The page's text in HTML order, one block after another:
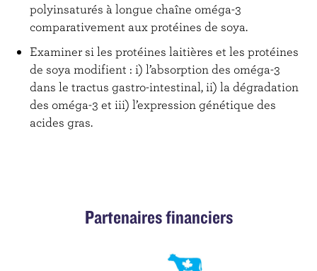
polyinsaturés à longue chaîne oméga-3
comparativement aux protéines de soya.
Examiner si les protéines laitières et les protéines
de soya modifient : i) l’absorption des oméga-3
dans le tractus gastro-intestinal, ii) la dégradation
des oméga-3 et iii) l’expression génétique des
acides gras.
Partenaires financiers